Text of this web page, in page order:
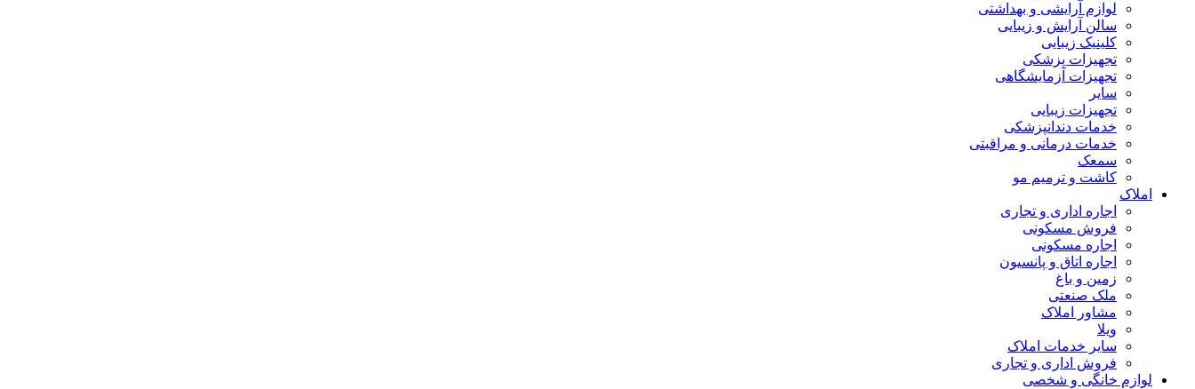
لوازم آرایشی و بهداشتی
سالن آرایش و زیبایی
کلینیک زیبایی
تجهیزات پزشکی
تجهیزات آزمایشگاهی
سایر
تجهیزات زیبایی
خدمات دندانپزشکی
خدمات درمانی و مراقبتی
سمعک
کاشت و ترمیم مو
املاک
اجاره اداری و تجاری
فروش مسکونی
اجاره مسکونی
اجاره اتاق و پانسیون
زمین و باغ
ملک صنعتی
مشاور املاک
ویلا
سایر خدمات املاک
فروش اداری و تجاری
لوازم خانگی و شخصی